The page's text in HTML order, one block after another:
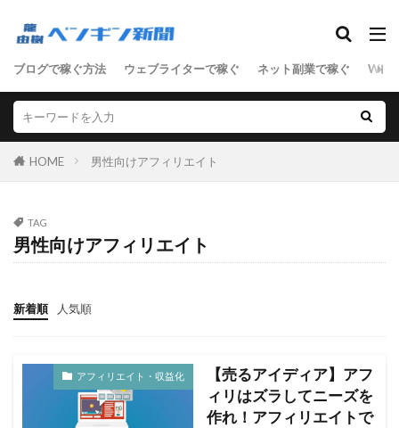
ブログで稼ぐ方法 ウェブライターで稼ぐ ネット副業で稼ぐ WEB
HOME 男性向けアフィリエイト
TAG
男性向けアフィリエイト
新着順 人気順
アフィリエイト・収益化
【売るアイディア】アフ
ィリはズラしてニーズを
作れ！アフィリエイトで
SEO
ASP D2C SEO
SNSマーケティング
アクセス数
サーバ
セールスライティング
せどり
ワードプレス中級者
上級者
中級者
女性向けアフィリエイト
検索